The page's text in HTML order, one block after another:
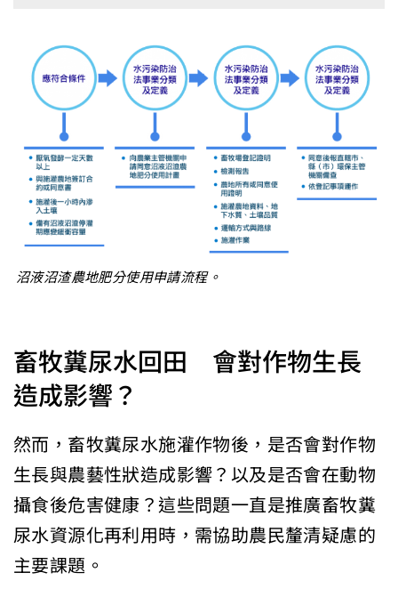
沼液沼渣農地肥分使用申請流程。
畜牧糞尿水回田 會對作物生長
造成影響？
然而，畜牧糞尿水施灌作物後，是否會對作物
生長與農藝性狀造成影響？以及是否會在動物
攝食後危害健康？這些問題一直是推廣畜牧糞
尿水資源化再利用時，需協助農民釐清疑慮的
主要課題。